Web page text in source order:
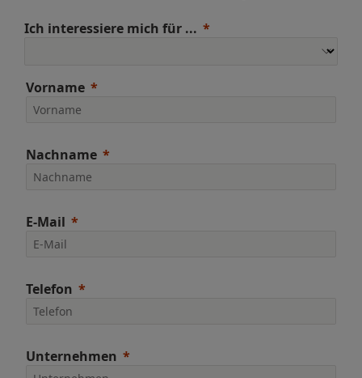
Ich interessiere mich für ...
Vorname
Nachname
E-Mail
Telefon
Unternehmen